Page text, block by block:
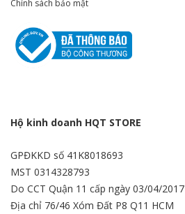
Chính sách bảo mật
Hộ kinh doanh HQT STORE
GPĐKKD số 41K8018693
MST 0314328793
Do CCT Quận 11 cấp ngày 03/04/2017
Địa chỉ 76/46 Xóm Đất P8 Q11 HCM